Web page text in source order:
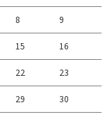
8 9
15 16
22 23
29 30